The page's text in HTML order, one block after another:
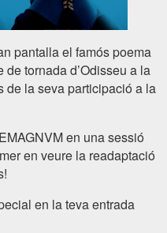
pantalla el famós poema
de tornada d’Odisseu a la
de la seva participació a la
en una sessió
en veure la readaptació
en la teva entrada